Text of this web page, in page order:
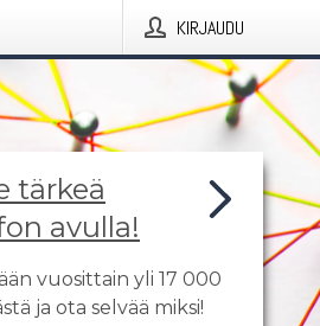
KIRJAUDU
tärkeä
avulla!
vuosittain yli 17 000
ja ota selvää miksi!